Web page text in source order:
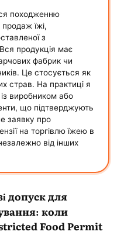
походженню
їжі,
з
продукція має
фабрик чи
Це стосується як
страв. На практиці я
із виробником або
що підтверджують
заявку про
на торгівлю їжею в
від інших
допуск для
коли
Food Permit